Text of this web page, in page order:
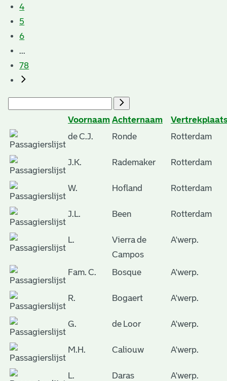
4
5
6
...
78
Voornaam Achternaam
Vertrekplaats
de C.J.
Ronde Rotterdam
J.K. Rademaker Rotterdam
W. Hofland Rotterdam
J.L. Been Rotterdam
L.
Vierra de
Campos
A'werp.
Fam. C. Bosque A'werp.
R. Bogaert A'werp.
G. de Loor A'werp.
M.H. Caliouw A'werp.
L. Daras A'werp.